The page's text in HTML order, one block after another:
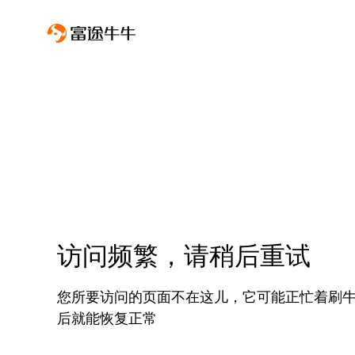
访问频繁，请稍后重试
您所要访问的页面不在这儿，它可能正忙着刷
后就能恢复正常